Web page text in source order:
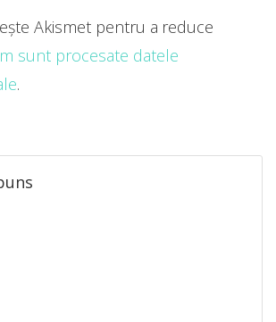
Akismet pentru a reduce
sunt procesate datele
.